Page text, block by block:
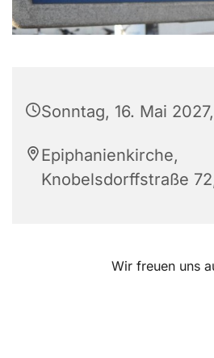
Sonntag, 16. Mai
Epiphanienkirche,
Knobelsdorffstraße
Wir freuen uns